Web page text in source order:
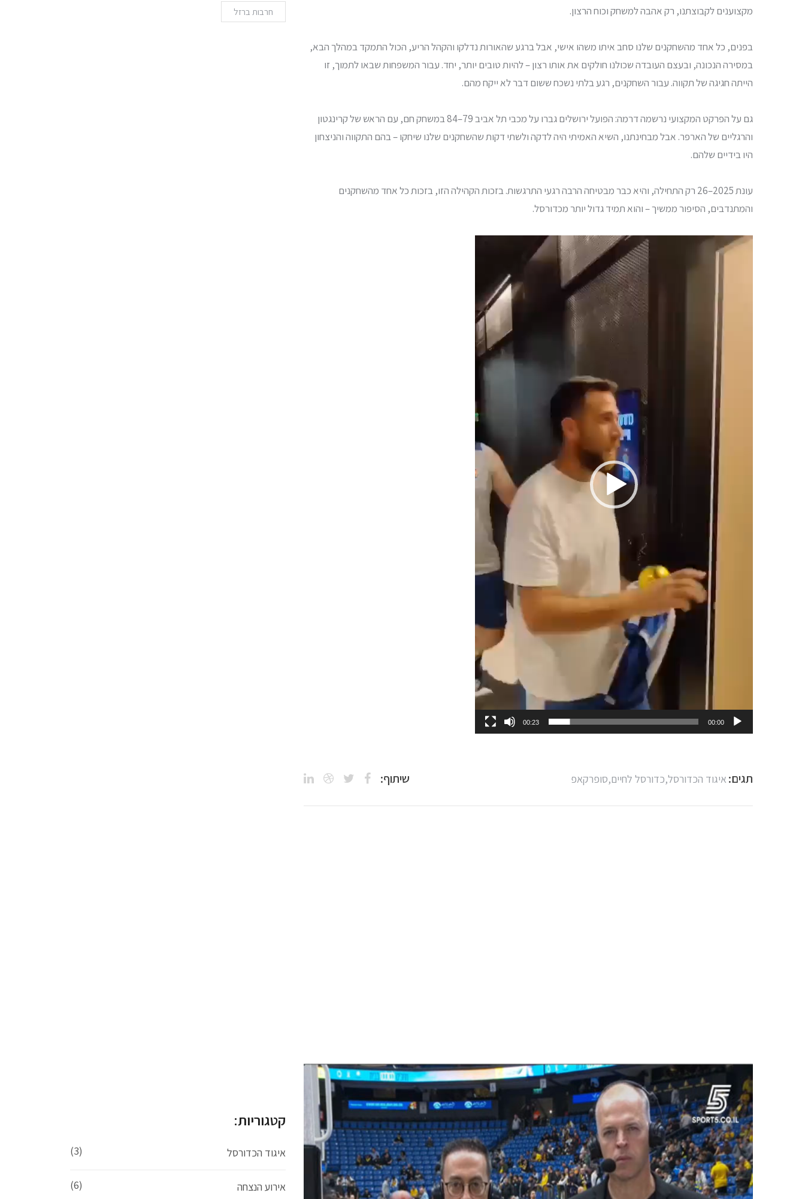
מקצוענים לקבוצתנו, רק אהבה למשחק וכוח הרצון.
בפנים, כל אחד מהשחקנים שלנו סחב איתו משהו אישי, אבל ברגע שהאורות נדלקו והקהל הריע, הכול התמקד במהלך הבא,
במסירה הנכונה, ובעצם העובדה שכולנו חולקים את אותו רצון – להיות טובים יותר, יחד. עבור המשפחות שבאו לתמוך, זו
הייתה חגיגה של תקווה. עבור השחקנים, רגע בלתי נשכח ששום דבר לא ייקח מהם.
גם על הפרקט המקצועי נרשמה דרמה: הפועל ירושלים גברו על מכבי תל אביב 79–84 במשחק חם, עם הראש של קרינגטון
והרגליים של הארפר. אבל מבחינתנו, השיא האמיתי היה לדקה ולשתי דקות שהשחקנים שלנו שיחקו – בהם התקווה והניצחון
היו בידיים שלהם.
עונת 2025–26 רק התחילה, והיא כבר מבטיחה הרבה רגעי התרגשות. בזכות הקהילה הזו, בזכות כל אחד מהשחקנים
והמתנדבים, הסיפור ממשיך – והוא תמיד גדול יותר מכדורסל.
נגן
00:00
00:23
תגים: איגוד הכדורסל,כדורסל לחיים,סופרקאפ שיתוף:
חרבות ברזל
קטגוריות:
איגוד הכדורסל (3)
אירוע הנצחה (6)